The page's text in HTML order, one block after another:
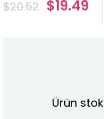
$20.52 $19.49
Ürün